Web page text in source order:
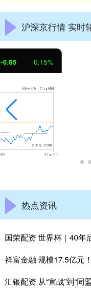
沪深京行情 实时
北证50
热点资讯
国荣配资 世界杯｜40年
祥富金融 规模17.5亿元
汇银配资 从“宣战”到“同